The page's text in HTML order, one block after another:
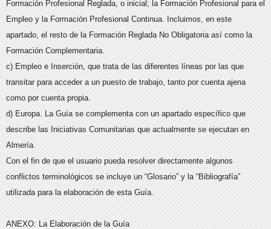
Formación Profesional Reglada, o inicial; la Formación Profesional para el
Empleo y la Formación Profesional Continua. Incluimos, en este
apartado, el resto de la Formación Reglada No Obligatoria así como la
Formación Complementaria.
c) Empleo e Inserción, que trata de las diferentes líneas por las que
transitar para acceder a un puesto de trabajo, tanto por cuenta ajena
como por cuenta propia.
d) Europa. La Guía se complementa con un apartado específico que
describe las Iniciativas Comunitarias que actualmente se ejecutan en
Almería.
Con el fin de que el usuario pueda resolver directamente algunos
conflictos terminológicos se incluye un “Glosario” y la “Bibliografía”
utilizada para la elaboración de esta Guía.
ANEXO: La Elaboración de la Guía